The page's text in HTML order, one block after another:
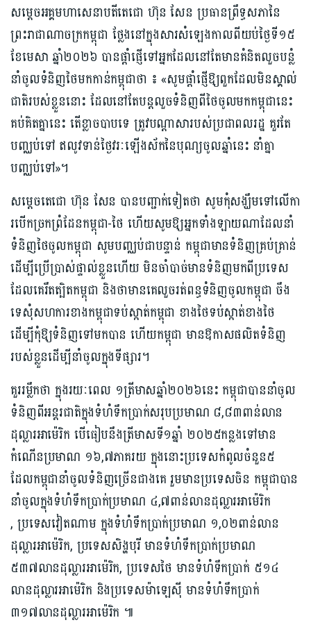
សម្ដេចអគ្គ​មហា​សេនា​បតីតេជោ ហ៊ុន សែន ប្រធានព្រឹទ្ធសភានៃ
ព្រះរាជាណាចក្រកម្ពុជា​ ថ្លែង​នៅក្នុងសារ​សំឡេងកាលពីយប់ថ្ងៃទី​១៥
ខែមេសា ឆ្នាំ២០២៦ បានផ្តាំផ្ញើទៅអ្នកដែលនៅតែមានគំនិតលួចបន្លំ
នាំចូលទំនិញថៃមកកាន់កម្ពុជាថា ​៖ «សូមផ្តាំផ្ញើឱ្យពួកដែលមិនស្គាល់
ជាតិរបស់ខ្លួននោះ ដែលនៅតែបន្តលួចទំនិញពីថៃចូលមកកម្ពុជានេះ
គប់គិតគ្នានេះ តើខ្លាចបាបទេ ត្រូវបណ្តាសារបស់ប្រជាពលរដ្ឋ គួរតែ
បញ្ឈប់ទៅ ឥលូវទាន់ថ្ងៃវរៈឡើងស័កនៃបុណ្យចូលឆ្នាំនេះ នាំគ្នា
បញ្ឈប់ទៅ»។
សម្ដេចតេជោ ហ៊ុន សែន បានបញ្ជាក់ទៀតថា សូមកុំសង្ឃឹមទៅលើកា
របើកច្រកព្រំដែនកម្ពុជា-ថៃ ហើយសូមឱ្យអ្នកទាំងឡាយណាដែលនាំ
ទំនិញថៃចូលកម្ពុជា សូមបញ្ឈប់ជាបន្ទាន់ កម្ពុជាមានទំនិញគ្រប់គ្រាន់
ដើម្បីប្រើប្រាស់ផ្ទាល់ខ្លួនហើយ មិនចាំបាច់មានទំនិញមកពីប្រទេស
ដែលគេរឹតត្បិតកម្ពុជា និងថាមានគេលួចរត់ពន្ធទំនិញចូលកម្ពុជា ចឹង
ទេសុំសហការខាងកម្ពុជាទប់ស្កាត់កម្ពុជា ខាងថៃទប់ស្កាត់ខាងថៃ
ដើម្បីកុំឱ្យទំនិញទៅមកបាន ហើយកម្ពុជា មានឱកាសផលិតទំនិញ
របស់ខ្លួនដើម្បីនាំចូលក្នុងទីផ្សារ។
គួរ​រម្លឹកថា ក្នុង​រយៈពេល​ ១ត្រីមាស​ឆ្នាំ២០២៦នេះ កម្ពុជា​បាននាំចូល
ទំនិញពីអន្តរជាតិក្នុងទំហំទឹកប្រាក់​សរុបប្រមាណ ៨,៨៣​ពាន់​លាន
ដុល្លារអាម៉េរិក​ បើធៀបនឹង​ត្រីមាសទី១ឆ្នាំ ២០២៥កន្លងទៅ​មាន
កំណើន​ប្រមាណ ១៦,៧​ភាគរយ ក្នុងនោះ​ប្រទេស​កំពូល​ចំនួន៥ ​
ដែលកម្ពុជា​នាំចូលទំនិញច្រើនជាង​គេ រួម​មានប្រទេស​ចិន កម្ពុជាបាន
នាំចូល​ក្នុងទំហំទឹកប្រាក់​ប្រមាណ ៤,៧​ពាន់​លានដុល្លារអាម៉េរិក​
, ប្រទេស​វៀតណាម ក្នុង​ទំហំទឹកប្រាក់​ប្រមាណ ​១,០២ពាន់លាន
ដុល្លារអាម៉េរិក, ប្រទេស​សិង្ហបុរី មានទំហំទឹកប្រាក់​ប្រមាណ​
៥៣៧លាន​ដុល្លារអាម៉េរិក, ប្រទេសថៃ មានទំហំទឹកប្រាក់ ៥១៤​
លានដុល្លារអាម៉េរិក និង​ប្រទេសម៉ាឡេស៊ី​ មានទំហំទឹកប្រាក់
៣១៧លានដុល្លារអាម៉េរិក ៕